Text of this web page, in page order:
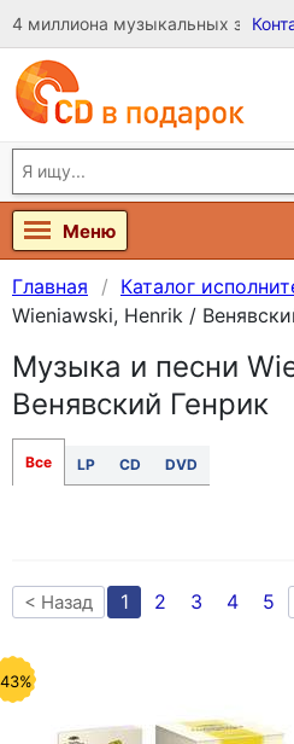
4 миллиона музыкальных
Меню
Главная Каталог
Wieniawski, Henrik /
Музыка и песни
Венявский Генрик
Все LP CD DVD
< Назад 1 2 3 4 5